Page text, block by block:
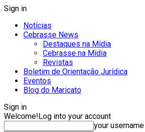
Sign in
Notícias
Cebrasse News
Destaques na Mídia
Cebrasse na Mídia
Revistas
Boletim de Orientação Jurídica
Eventos
Blog do Maricato
Sign in
Welcome!Log into your account
your username